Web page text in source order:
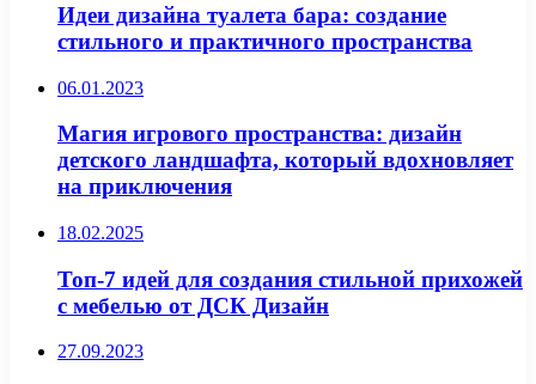
Идеи дизайна туалета бара: создание
стильного и практичного пространства
06.01.2023
Магия игрового пространства: дизайн
детского ландшафта, который вдохновляет
на приключения
18.02.2025
Топ-7 идей для создания стильной прихожей
с мебелью от ДСК Дизайн
27.09.2023